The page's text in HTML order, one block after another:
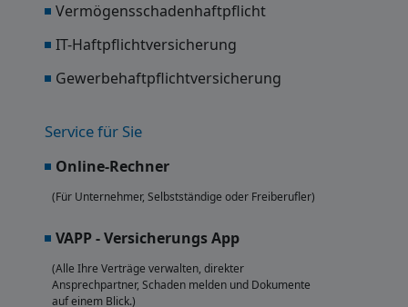
Vermögensschadenhaftpflicht
IT-Haftpflichtversicherung
Gewerbehaftpflichtversicherung
Service für Sie
Online-Rechner
(Für Unternehmer, Selbstständige oder Freiberufler)
VAPP - Versicherungs App
(Alle Ihre Verträge verwalten, direkter
Ansprechpartner, Schaden melden und Dokumente
auf einem Blick.)